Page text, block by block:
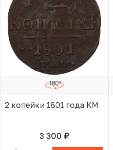
2 копейки 1801 года КМ
3 300 руб.
В КОРЗИНЕ